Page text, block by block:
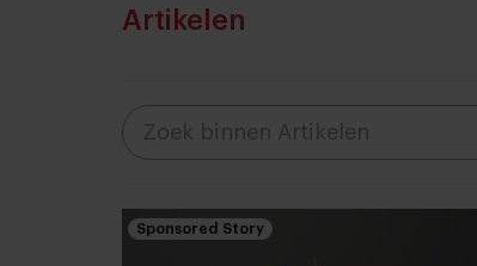
Artikelen
Sponsored Story